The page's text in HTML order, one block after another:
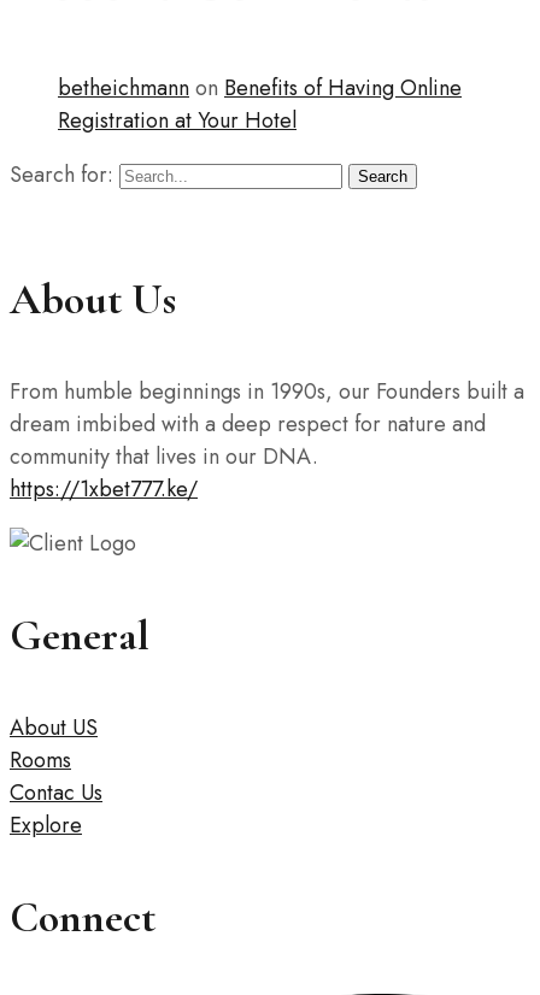
betheichmannon Benefits of Having Online
Registration at Your Hotel
Search for:
Search
About Us
From humble beginnings in 1990s, our Founders built a
dream imbibed with a deep respect for nature and
community that lives in our DNA.
https://1xbet777.ke/
General
About US
Rooms
Contac Us
Explore
Connect